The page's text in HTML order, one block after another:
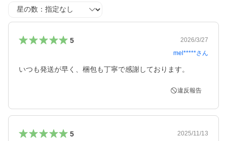
星の数
5
2026/3/27
mel*****さん
いつも発送が早く、梱包も丁寧で感謝しております。
違反報告
5
2025/11/13